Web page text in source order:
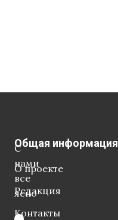
С
нами
все
ясно
Общая информация
О проекте
Редакция
Контакты